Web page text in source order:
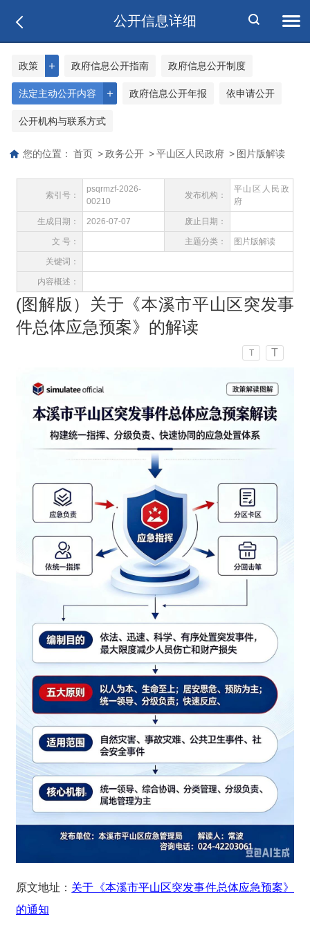
公开信息详细
＋
政策 政府信息公开指南 政府信息公开制度
＋
法定主动公开内容 政府信息公开年报 依申请公开
公开机构与联系方式
您的位置： 首页 > 政务公开 > 平山区人民政府 > 图片版解读
索引号：
psqrmzf-2026-
00210
发布机构：
平山区人民政
府
生成日期： 2026-07-07 废止日期：
文 号： 主题分类： 图片版解读
关键词：
内容概述：
(图解版）关于《本溪市平山区突发事
件总体应急预案》的解读
T T
原文地址： 关于《本溪市平山区突发事件总体应急预案》
的通知